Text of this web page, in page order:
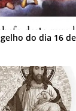
do dia 16